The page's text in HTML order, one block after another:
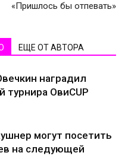
«Пришлось бы отпевать»
ЕЩЕ ОТ АВТОРА
наградил
турнира ОвиCUP
могут посетить
на следующей